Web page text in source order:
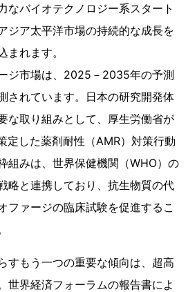
なバイオテクノロジー系スタート
ジア太平洋市場の持続的な成長を
まれます。
ジ市場は、2025－2035年の予測
されています。日本の研究開発体
な取り組みとして、厚生労働省が
した薬剤耐性（AMR）対策行動
組みは、世界保健機関（WHO）の
略と連携しており、抗生物質の代
ファージの臨床試験を促進するこ
すもう一つの重要な傾向は、超高
世界経済フォーラムの報告書によ